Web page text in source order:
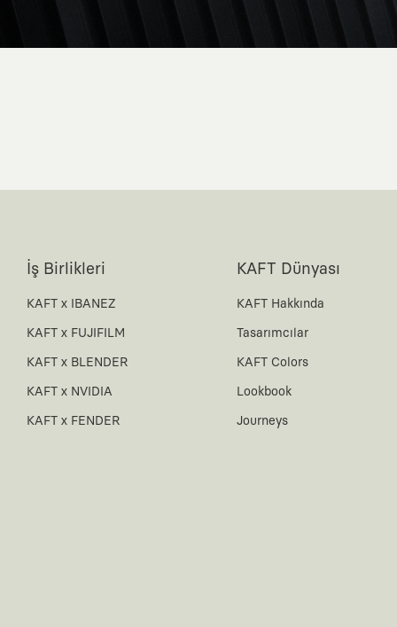
İş Birlikleri
KAFT x IBANEZ
KAFT x FUJIFILM
KAFT x BLENDER
KAFT x NVIDIA
KAFT x FENDER
KAFT Dünyası
KAFT Hakkında
Tasarımcılar
KAFT Colors
Lookbook
Journeys